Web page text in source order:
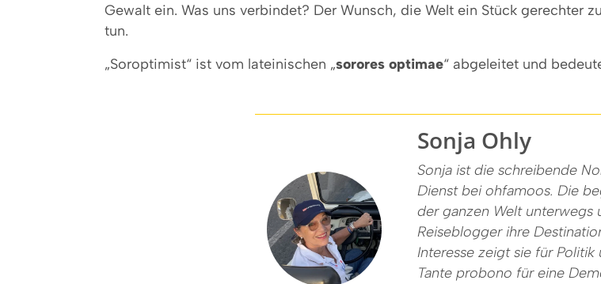
Gewalt ein. Was uns verbindet? Der Wunsch, die Welt ein Stück gerechter
tun.
„Soroptimist“ ist vom lateinischen „sorores optimae“ abgeleitet und
Sonja Ohly
Sonja ist die schreibende
Dienst bei ohfamoos. Die
der ganzen Welt unterwegs
Reiseblogger ihre
Interesse zeigt sie für Politik
Tante probono für eine